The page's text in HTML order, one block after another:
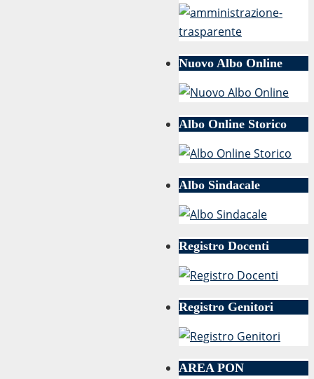
Nuovo Albo Online
Albo Online Storico
Albo Sindacale
Registro Docenti
Registro Genitori
AREA PON